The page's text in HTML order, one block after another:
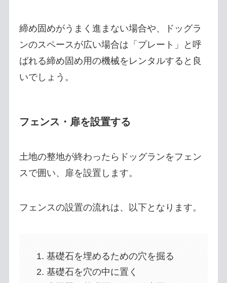
締め固めがうまく進まない場合や、ドッグラ
ンのスペースが広い場合は「プレート」と呼
ばれる締め固め用の機械をレンタルすると良
いでしょう。
フェンス・扉を設置する
土地の整地が終わったらドッグランをフェン
スで囲い、扉を設置します。
フェンスの設置の流れは、以下となります。
基礎石を埋めるための穴を掘る
基礎石を穴の中に置く